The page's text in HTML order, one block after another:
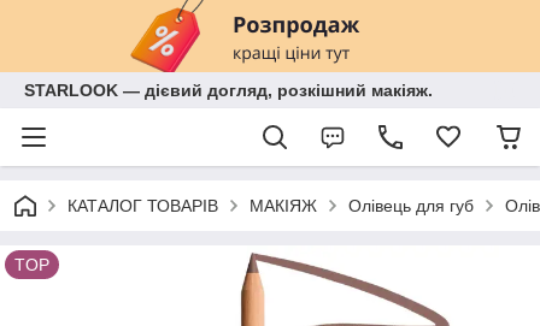
STARLOOK — дієвий догляд, розкішний макіяж.
КАТАЛОГ ТОВАРІВ МАКІЯЖ Олівець для губ
TOP